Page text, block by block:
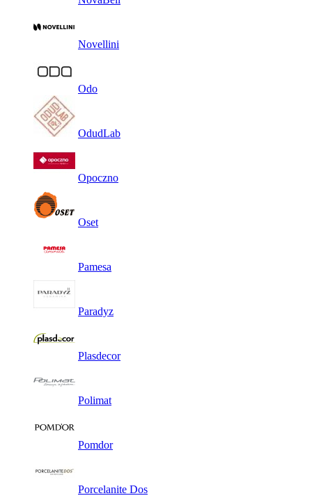
Novellini
Odo
OdudLab
Opoczno
Oset
Pamesa
Paradyz
Plasdecor
Polimat
Pomdor
Porcelanite Dos